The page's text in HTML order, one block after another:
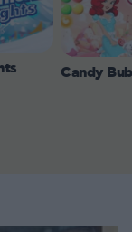
Candy